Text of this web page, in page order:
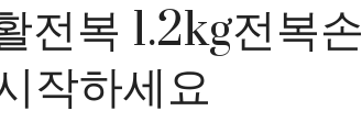
전복 1.2kg전복손
작하세요